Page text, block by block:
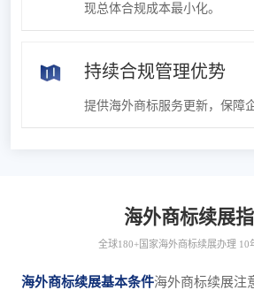
现总体合规成本最小化。
持续合规管理优势
提供海外商标服务更新，保障
海外商标续展
全球180+国家海外商标续展办理 10
海外商标续展基本条件海外商标续展注